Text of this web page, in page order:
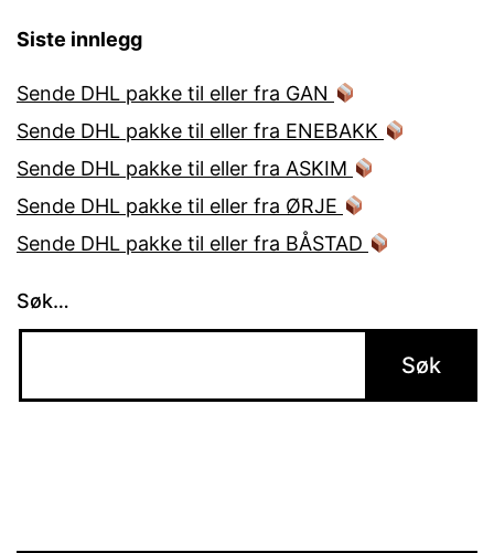
Siste innlegg
Sende DHL pakke til eller fra GAN
Sende DHL pakke til eller fra ENEBAKK
Sende DHL pakke til eller fra ASKIM
Sende DHL pakke til eller fra ØRJE
Sende DHL pakke til eller fra BÅSTAD
Søk…